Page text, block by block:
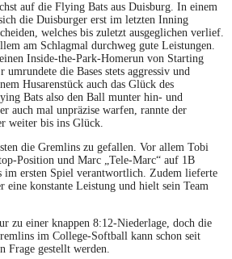
auf die Flying Bats aus Duisburg. In einem
die Duisburger erst im letzten Inning
welches bis zuletzt ausgeglichen verlief.
am Schlagmal durchweg gute Leistungen.
Inside-the-Park-Homerun von Starting
umrundete die Bases stets aggressiv und
Husarenstück auch das Glück des
Bats also den Ball munter hin- und
auch mal unpräzise warfen, rannte der
weiter bis ins Glück.
die Gremlins zu gefallen. Vor allem Tobi
Position und Marc „Tele-Marc“ auf 1B
im ersten Spiel verantwortlich. Zudem lieferte
eine konstante Leistung und hielt sein Team
zu einer knappen 8:12-Niederlage, doch die
im College-Softball kann schon seit
Frage gestellt werden.